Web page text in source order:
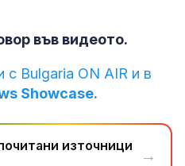
във видеото.
Bulgaria ON AIR и в
Showcase.
източници
→